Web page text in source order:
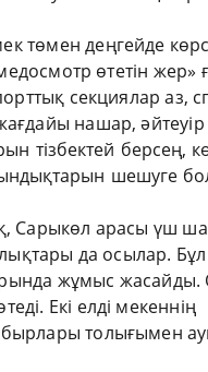
төмен деңгейде
өтетін жер»
секциялар аз,
нашар,
тізбектей берсең,
шешуге
Сарыкөл арасы үш
да осылар.
жұмыс жасайды.
Екі елді мекеннің
толығымен